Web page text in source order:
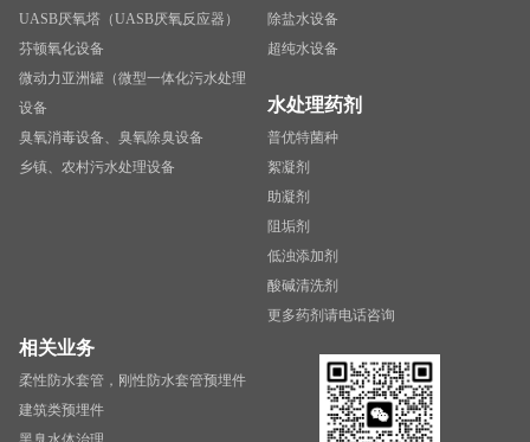
UASB厌氧塔（UASB厌氧反应器）
芬顿氧化设备
微动力亚洲罐（微型一体化污水处理
设备
臭氧消毒设备、臭氧除臭设备
乡镇、农村污水处理设备
除盐水设备
超纯水设备
水处理药剂
普优特菌种
絮凝剂
助凝剂
阻垢剂
低浊添加剂
酸碱清洗剂
更多药剂请电话咨询
相关业务
柔性防水套管，刚性防水套管预埋件
建筑类预埋件